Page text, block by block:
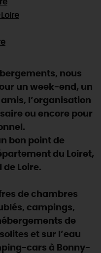
VIVRE
des animaux 🐎
de la Faïencerie de
!
festivals 🎉
nature en 2026
dans le Loiret !
"Loiret au fil de l'eau"
?
nous
un week-end, un
l’organisation
ou encore pour
bon point de
du Loiret,
Loire.
de chambres
campings,
de
et sur l’eau
cars à Bonny-